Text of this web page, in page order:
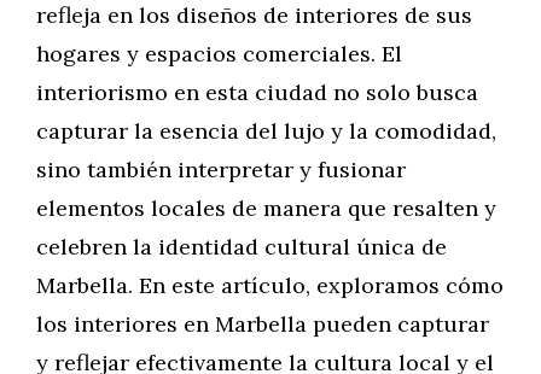
refleja en los diseños de interiores de sus
hogares y espacios comerciales. El
interiorismo en esta ciudad no solo busca
capturar la esencia del lujo y la comodidad,
sino también interpretar y fusionar
elementos locales de manera que resalten y
celebren la identidad cultural única de
Marbella. En este artículo, exploramos cómo
los interiores en Marbella pueden capturar
y reflejar efectivamente la cultura local y el